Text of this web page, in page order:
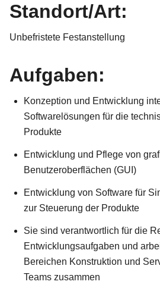
Standort/Art:
Unbefristete Festanstellung
Aufgaben:
Konzeption und Entwicklung
Softwarelösungen für die
Produkte
Entwicklung und Pflege von
Benutzeroberflächen (GUI)
Entwicklung von Software für
zur Steuerung der Produkte
Sie sind verantwortlich für die
Entwicklungsaufgaben und
Bereichen Konstruktion und
Teams zusammen